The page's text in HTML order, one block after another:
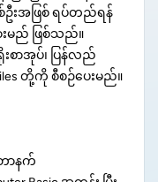
စ်ဦးအဖြစ် ရပ်တည်ရန်
မည် ဖြစ်သည်။
ာအုပ်၊ ပြန်လည်
တို့ကို စီစဉ်ပေးမည်။
တာနက်